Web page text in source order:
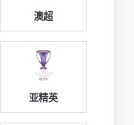
澳超
亚精英